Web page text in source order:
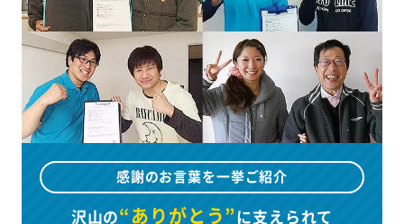
感謝のお言葉を一挙ご紹介
沢山の“ありがとう”に支えられて